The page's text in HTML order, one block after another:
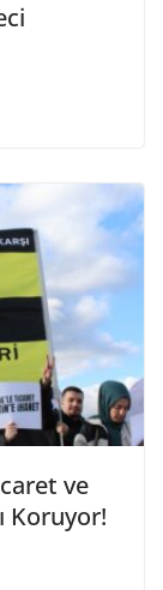
ve
Koruyor!